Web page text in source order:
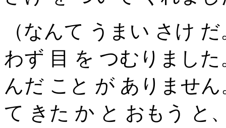
（なんて うまい さけ
わず 目 を つむりまし
んだ こと が ありませ
て きた か と おもう と